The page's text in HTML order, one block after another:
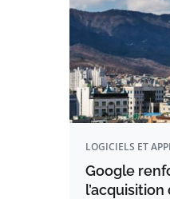
LOGICIELS ET
Google